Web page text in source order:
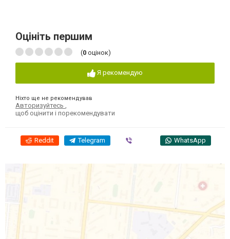
Оцініть першим
(0 оцінок)
Я рекомендую
Ніхто ще не рекомендував
Авторизуйтесь
щоб оцінити і порекомендувати
Reddit Telegram WhatsApp